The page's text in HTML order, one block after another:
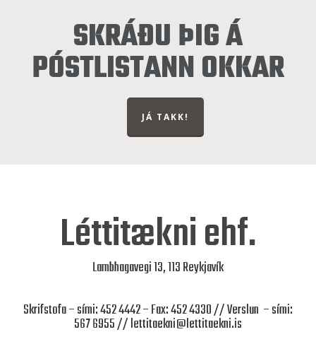
SKRÁÐU ÞIG Á
PÓSTLISTANN OKKAR
JÁ TAKK!
Léttitækni ehf.
Lambhagavegi 13, 113 Reykjavík
Skrifstofa – sími: 452 4442 – Fax: 452 4330 // Verslun – sími:
567 6955 //lettitaekni@lettitaekni.is